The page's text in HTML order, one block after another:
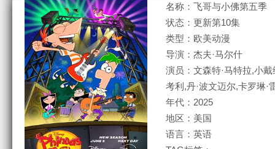
名称：飞哥与小佛第五季
状态：更新第10集
类型：欧美动漫
导演：杰夫·马尔什
演员：文森特·马特拉,小戴
考利,丹·波文迈尔,卡罗琳·
年代：2025
地区：美国
语言：英语